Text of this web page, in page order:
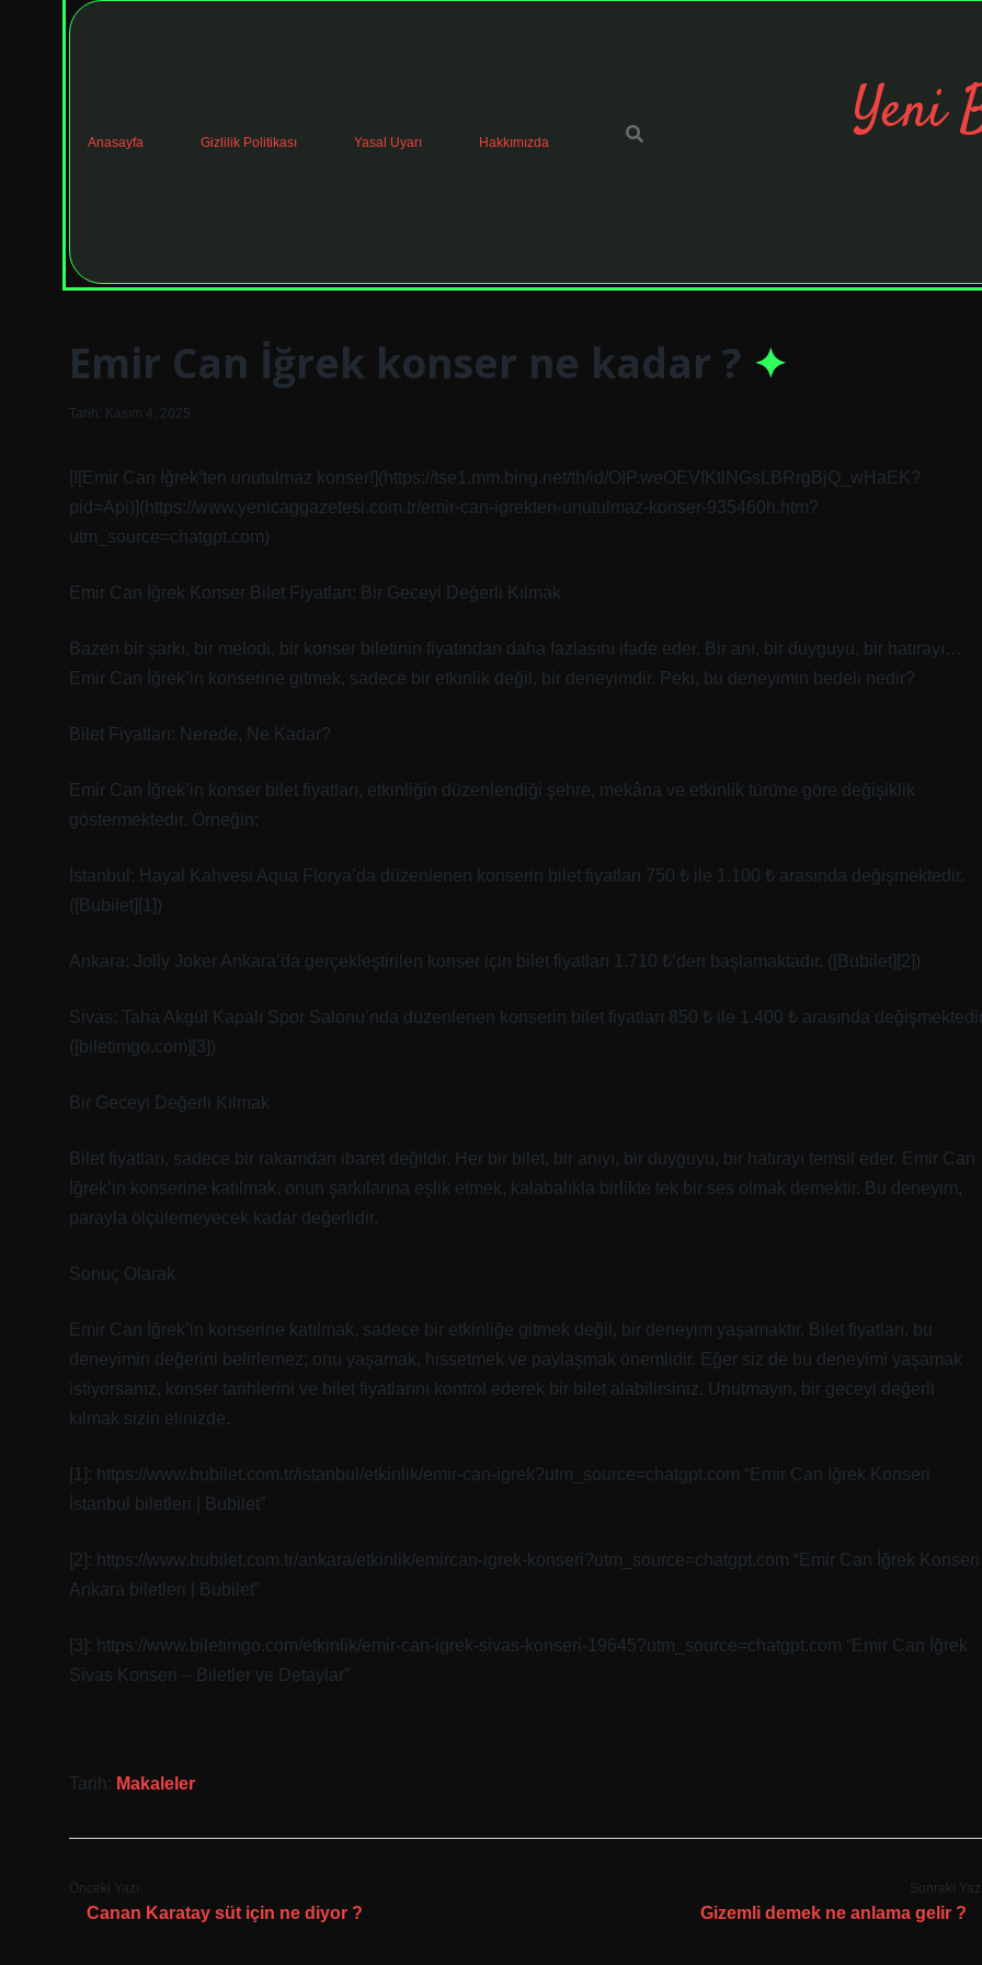
Anasayfa Gizlilik Politikası Yasal Uyarı Hakkımızda Yeni
Emir Can İğrek konser ne kadar ?
Tarih: Kasım 4, 2025
[![Emir Can İğrek’ten unutulmaz konser!](https://tse1.mm.bing.net/th/id/OIP.weOEVfKtlNGsLBRrgBjQ_wHaEK?
pid=Api)](https://www.yenicaggazetesi.com.tr/emir-can-igrekten-unutulmaz-konser-935460h.htm?
utm_source=chatgpt.com)
Emir Can İğrek Konser Bilet Fiyatları: Bir Geceyi Değerli Kılmak
Bazen bir şarkı, bir melodi, bir konser biletinin fiyatından daha fazlasını ifade eder. Bir anı, bir duyguyu, bir hatırayı…
Emir Can İğrek’in konserine gitmek, sadece bir etkinlik değil, bir deneyimdir. Peki, bu deneyimin bedeli nedir?
Bilet Fiyatları: Nerede, Ne Kadar?
Emir Can İğrek’in konser bilet fiyatları, etkinliğin düzenlendiği şehre, mekâna ve etkinlik türüne göre değişiklik
göstermektedir. Örneğin:
İstanbul: Hayal Kahvesi Aqua Florya’da düzenlenen konserin bilet fiyatları 750 ₺ ile 1.100 ₺ arasında değişmektedir.
([Bubilet][1])
Ankara: Jolly Joker Ankara’da gerçekleştirilen konser için bilet fiyatları 1.710 ₺’den başlamaktadır. ([Bubilet][2])
Sivas: Taha Akgül Kapalı Spor Salonu’nda düzenlenen konserin bilet fiyatları 850 ₺ ile 1.400 ₺ arasında
([biletimgo.com][3])
Bir Geceyi Değerli Kılmak
Bilet fiyatları, sadece bir rakamdan ibaret değildir. Her bir bilet, bir anıyı, bir duyguyu, bir hatırayı temsil eder. Emir Can
İğrek’in konserine katılmak, onun şarkılarına eşlik etmek, kalabalıkla birlikte tek bir ses olmak demektir. Bu deneyim,
parayla ölçülemeyecek kadar değerlidir.
Sonuç Olarak
Emir Can İğrek’in konserine katılmak, sadece bir etkinliğe gitmek değil, bir deneyim yaşamaktır. Bilet fiyatları, bu
deneyimin değerini belirlemez; onu yaşamak, hissetmek ve paylaşmak önemlidir. Eğer siz de bu deneyimi yaşamak
istiyorsanız, konser tarihlerini ve bilet fiyatlarını kontrol ederek bir bilet alabilirsiniz. Unutmayın, bir geceyi değerli
kılmak sizin elinizde.
[1]: https://www.bubilet.com.tr/istanbul/etkinlik/emir-can-igrek?utm_source=chatgpt.com “Emir Can İğrek Konseri
İstanbul biletleri | Bubilet”
[2]: https://www.bubilet.com.tr/ankara/etkinlik/emircan-igrek-konseri?utm_source=chatgpt.com “Emir Can İğrek Konseri
Ankara biletleri | Bubilet”
[3]: https://www.biletimgo.com/etkinlik/emir-can-igrek-sivas-konseri-19645?utm_source=chatgpt.com “Emir Can İğrek
Sivas Konseri – Biletler ve Detaylar”
Tarih: Makaleler
Önceki Yazı
Canan Karatay süt için ne diyor ?
Sonraki
Gizemli demek ne anlama gelir ?